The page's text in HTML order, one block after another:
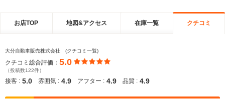
お店TOP 地図&アクセス 在庫一覧 クチコミ
大分自動車販売株式会社 (クチコミ一覧)
クチコミ総合評価： 5.0
（投稿数122件）
接客 : 5.0 雰囲気 : 4.9 アフター : 4.9 品質 : 4.9